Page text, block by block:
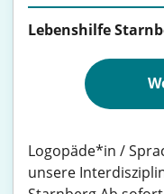
Lebenshilfe
Logopäde*in /
unsere